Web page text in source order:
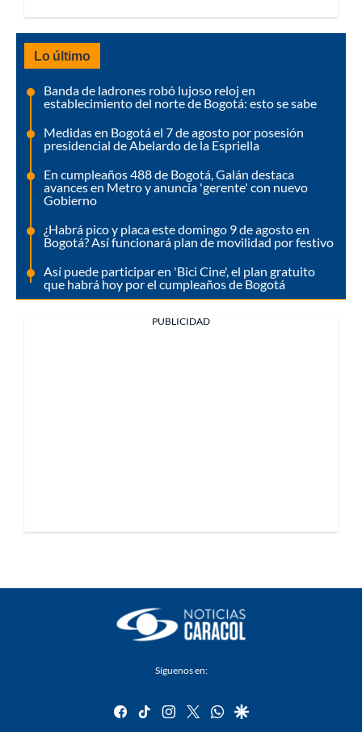
Lo último
Banda de ladrones robó lujoso reloj en
establecimiento del norte de Bogotá: esto se sabe
Medidas en Bogotá el 7 de agosto por posesión
presidencial de Abelardo de la Espriella
En cumpleaños 488 de Bogotá, Galán destaca
avances en Metro y anuncia 'gerente' con nuevo
Gobierno
¿Habrá pico y placa este domingo 9 de agosto en
Bogotá? Así funcionará plan de movilidad por festivo
Así puede participar en 'Bici Cine', el plan gratuito
que habrá hoy por el cumpleaños de Bogotá
PUBLICIDAD
Síguenos en:
facebook
tiktok instagram
twitterwhatsapp
google